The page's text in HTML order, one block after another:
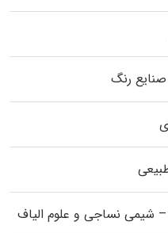
رنگ
شیمی نساجی و علوم الیاف